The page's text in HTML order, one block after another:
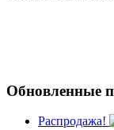
Обновленные
Распродажа!